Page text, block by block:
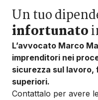
Un tuo
infortunato
L’avvocato Marco
imprenditori nei
sicurezza sul lavoro,
superiori.
Contattalo per avere